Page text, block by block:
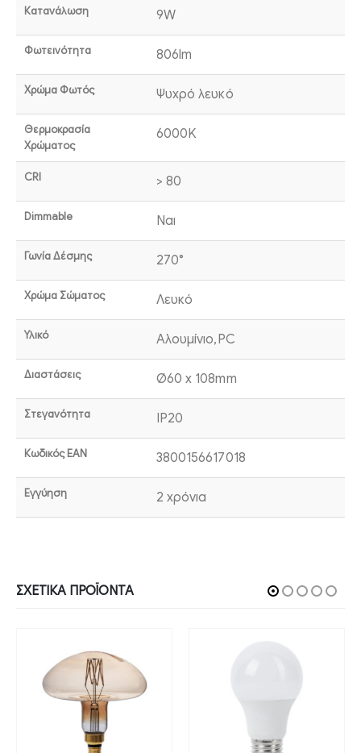
Κατανάλωση 9W
Φωτεινότητα 806lm
Χρώμα Φωτός Ψυχρό λευκό
Θερμοκρασία
Χρώματος
6000K
CRI > 80
Dimmable Ναι
Γωνία Δέσμης 270°
Χρώμα Σώματος Λευκό
Υλικό Αλουμίνιο,PC
Διαστάσεις Ø60 x 108mm
Στεγανότητα IP20
Κωδικός EAN 3800156617018
Εγγύηση 2 χρόνια
ΣΧΕΤΙΚΆ ΠΡΟΪΌΝΤΑ